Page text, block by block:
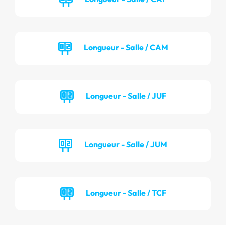
Longueur - Salle / CAM
Longueur - Salle / JUF
Longueur - Salle / JUM
Longueur - Salle / TCF